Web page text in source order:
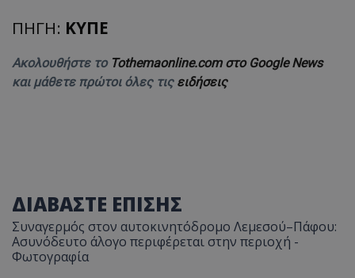
ΠΗΓΗ: ΚΥΠΕ
Ακολουθήστε το Tothemaonline.com στο Google News
και μάθετε πρώτοι όλες τις ειδήσεις
ΔΙΑΒΑΣΤΕ ΕΠΙΣΗΣ
Συναγερμός στον αυτοκινητόδρομο Λεμεσού–Πάφου:
Ασυνόδευτο άλογο περιφέρεται στην περιοχή -
Φωτογραφία